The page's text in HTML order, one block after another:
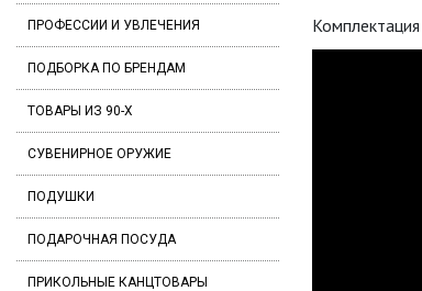
ПРОФЕССИИ И УВЛЕЧЕНИЯ
ПОДБОРКА ПО БРЕНДАМ
ТОВАРЫ ИЗ 90-Х
СУВЕНИРНОЕ ОРУЖИЕ
ПОДУШКИ
ПОДАРОЧНАЯ ПОСУДА
ПРИКОЛЬНЫЕ КАНЦТОВАРЫ
Комплектация